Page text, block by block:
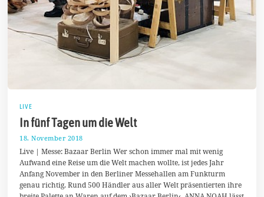
LIVE
In fünf Tagen um die Welt
18. November 2018
.
N
o
v
Live | Messe: Bazaar Berlin Wer schon immer mal mit wenig
Aufwand eine Reise um die Welt machen wollte, ist jedes Jahr
Anfang November in den Berliner Messehallen am Funkturm
genau richtig. Rund 500 Händler aus aller Welt präsentierten ihre